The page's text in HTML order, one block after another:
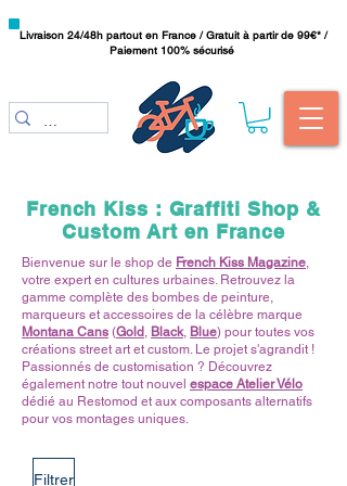
Livraison 24/48h partout en France / Gratuit à partir de 99€* /
Paiement 100% sécurisé
French Kiss : Graffiti Shop &
Custom Art en France
Bienvenue sur le shop de French Kiss Magazine,
votre expert en cultures urbaines. Retrouvez la
gamme complète des bombes de peinture,
marqueurs et accessoires de la célèbre marque
Montana Cans (Gold , Black, Blue) pour toutes vos
créations street art et custom. Le projet s'agrandit !
Passionnés de customisation ? Découvrez
également notre tout nouvel espace Atelier Vélo
dédié au Restomod et aux composants alternatifs
pour vos montages uniques.
Filtrer